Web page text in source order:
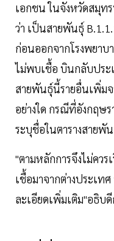
เอกชน ในจังหวัดสมุท
ว่า เป็นสายพันธุ์
ก่อนออกจากโรงพยา
ไม่พบเชื้อ บินกลับปร
สายพันธุ์นี้รายอื่นเพิ่ม
อย่างใด กรณีที่อังกฤษ
ระบุชื่อในตารางสายพั
"ตามหลักการจึงไม่คว
เชื้อมาจากต่างประเทศ
ละเอียดเพิ่มเติม"อธิบ